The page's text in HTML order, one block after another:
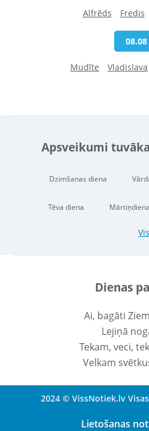
Alfrēds Fredis
08.08
Mudīte Vladislava
Apsveikumi
Dzimšanas diena
Tēva diena Mārtiņdiena
Dienas
Ai, bagāti
Lejiņā
Tekam, veci,
Velkam
2024 © VissNotiek.lv
Lietošanas